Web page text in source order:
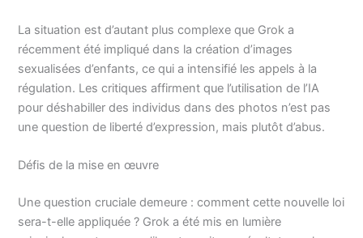
La situation est d’autant plus complexe que Grok a
récemment été impliqué dans la création d’images
sexualisées d’enfants, ce qui a intensifié les appels à la
régulation. Les critiques affirment que l’utilisation de l’IA
pour déshabiller des individus dans des photos n’est pas
une question de liberté d’expression, mais plutôt d’abus.
Défis de la mise en œuvre
Une question cruciale demeure : comment cette nouvelle loi
sera-t-elle appliquée ? Grok a été mis en lumière